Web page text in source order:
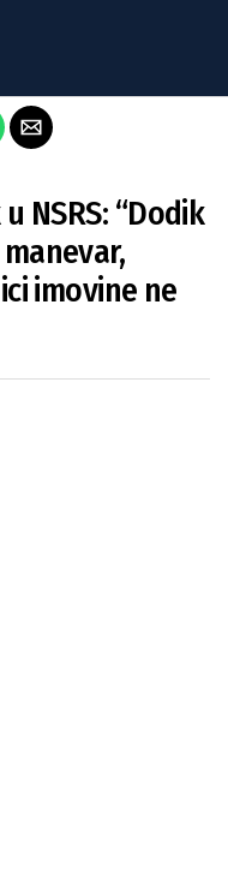
NSRS: “Dodik
imovine ne